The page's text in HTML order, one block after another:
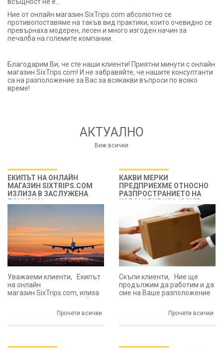
Ние от онлайн магазин SixTrips.com абсолютно се
противопоставяме на такъв вид практики, които очевидно се
превърнаха модерен, лесен и много изгоден начин за
печалба на големите компании.
Благодарим Ви, че сте наши клиенти! Приятни минути с онлайн
магазин SixTrips.com! И не забравяйте, че нашите консултанти
са на разположение за Вас за всякакви въпроси по всяко
време!
АКТУАЛНО
Виж всички
EКИПЪТ НА ОНЛАЙН
МАГАЗИН SIXTRIPS.COM
ИЗЛИЗА В ЗАСЛУЖЕНА
ПОЧИВКА!
Уважаеми клиенти, Екипът
на онлайн
магазин SixTrips.com, илиза
в заслужена септемврийска
Прочети всички
КАКВИ МЕРКИ
ПРЕДПРИЕХМЕ ОТНОСНО
РАЗПРОСТРАНИЕТО НА
КОРОНАВИРУСА /COVID-
Скъпи клиенти, Ние ще
продължим да работим и да
сме на Ваше разположение
Прочети всички